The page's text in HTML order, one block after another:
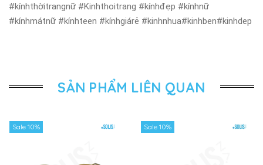
#kínhthờitrangnữ #Kinhthoitrang #kínhđẹp #kínhnữ
#kínhmátnữ #kínhteen #kínhgiárẻ #kinhnhua#kinhben#kinhdep
SẢN PHẨM LIÊN QUAN
Sale 10% Sale 10%